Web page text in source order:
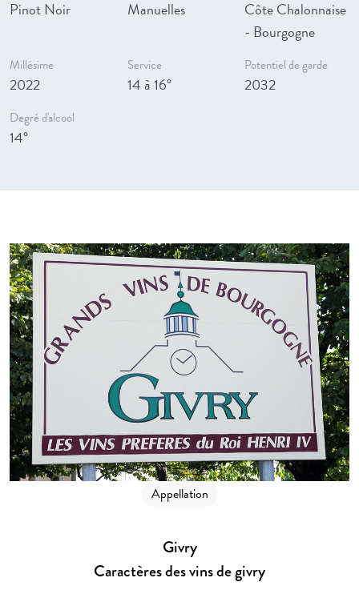
Pinot Noir Manuelles
Côte Chalonnaise
- Bourgogne
Millésime
2022
Service
14 à 16°
Potentiel de garde
2032
Degré d'alcool
14°
Appellation
Givry
Caractères des vins de givry